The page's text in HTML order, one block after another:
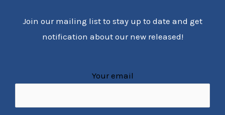
Join our mailing list to stay up to date and get
notification about our new released!
Your email